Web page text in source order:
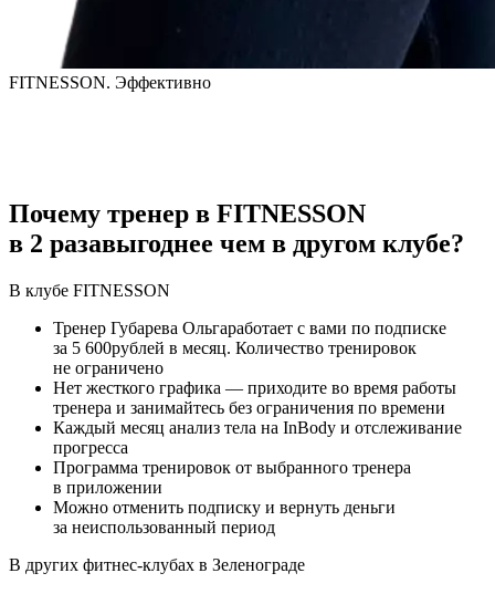
FITNESSON. Эффективно
Почему тренер в FITNESSON
в 2 разавыгоднее чем в другом клубе?
В клубе FITNESSON
Тренер Губарева Ольгаработает с вами по подписке
за 5 600рублей в месяц. Количество тренировок
не ограничено
Нет жесткого графика — приходите во время работы
тренера и занимайтесь без ограничения по времени
Каждый месяц анализ тела на InBody и отслеживание
прогресса
Программа тренировок от выбранного тренера
в приложении
Можно отменить подписку и вернуть деньги
за неиспользованный период
В других фитнес-клубах в Зеленограде